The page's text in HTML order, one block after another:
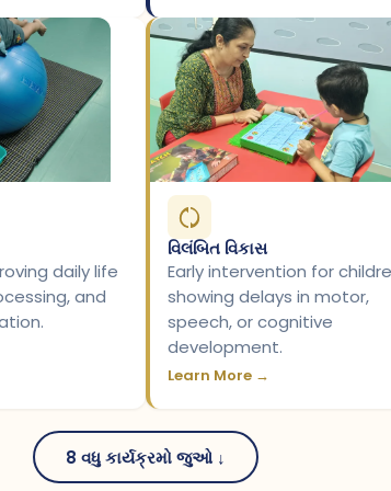
daily life
and
વિલંબિત વિકાસ
Early intervention for
showing delays in motor,
speech, or cognitive
development.
Learn More →
8 વધુ કાર્યક્રમો જુઓ ↓